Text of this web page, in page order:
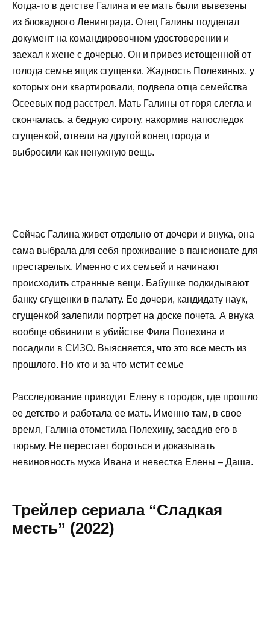
Когда-то в детстве Галина и ее мать были вывезены
из блокадного Ленинграда. Отец Галины подделал
документ на командировочном удостоверении и
заехал к жене с дочерью. Он и привез истощенной от
голода семье ящик сгущенки. Жадность Полехиных, у
которых они квартировали, подвела отца семейства
Осеевых под расстрел. Мать Галины от горя слегла и
скончалась, а бедную сироту, накормив напоследок
сгущенкой, отвели на другой конец города и
выбросили как ненужную вещь.
Сейчас Галина живет отдельно от дочери и внука, она
сама выбрала для себя проживание в пансионате для
престарелых. Именно с их семьей и начинают
происходить странные вещи. Бабушке подкидывают
банку сгущенки в палату. Ее дочери, кандидату наук,
сгущенкой залепили портрет на доске почета. А внука
вообще обвинили в убийстве Фила Полехина и
посадили в СИЗО. Выясняется, что это все месть из
прошлого. Но кто и за что мстит семье
Расследование приводит Елену в городок, где прошло
ее детство и работала ее мать. Именно там, в свое
время, Галина отомстила Полехину, засадив его в
тюрьму. Не перестает бороться и доказывать
невиновность мужа Ивана и невестка Елены – Даша.
Трейлер сериала “Сладкая
месть” (2022)